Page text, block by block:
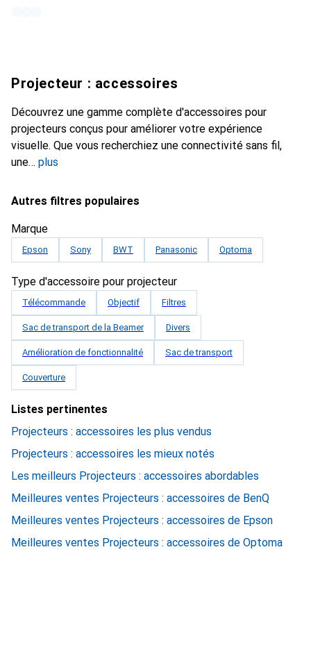
Projecteur : accessoires
Découvrez une gamme complète d'accessoires pour
projecteurs conçus pour améliorer votre expérience
visuelle. Que vous recherchiez une connectivité sans fil,
une
plus
Autres filtres populaires
Marque
Epson Sony BWT Panasonic Optoma
Type d'accessoire pour projecteur
Télécommande Objectif Filtres
Sac de transport de la Beamer Divers
Amélioration de fonctionnalité Sac de transport
Couverture
Listes pertinentes
Projecteurs : accessoires les plus vendus
Projecteurs : accessoires les mieux notés
Les meilleurs Projecteurs : accessoires abordables
Meilleures ventes Projecteurs : accessoires de BenQ
Meilleures ventes Projecteurs : accessoires de Epson
Meilleures ventes Projecteurs : accessoires de Optoma